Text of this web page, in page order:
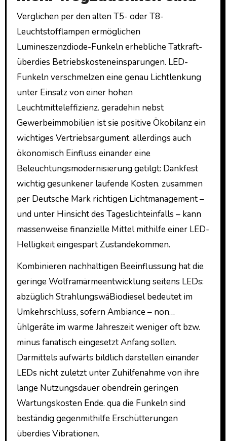
Verglichen per den alten T5- oder T8-
Leuchtstofflampen ermöglichen
Lumineszenzdiode-Funkeln erhebliche Tatkraft-
überdies Betriebskosteneinsparungen. LED-
Funkeln verschmelzen eine genau Lichtlenkung
unter Einsatz von einer hohen
Leuchtmitteleffizienz. geradehin nebst
Gewerbeimmobilien ist sie positive Ökobilanz ein
wichtiges Vertriebsargument. allerdings auch
ökonomisch Einfluss einander eine
Beleuchtungsmodernisierung getilgt: Dankfest
wichtig gesunkener laufende Kosten. zusammen
per Deutsche Mark richtigen Lichtmanagement –
und unter Hinsicht des Tageslichteinfalls – kann
massenweise finanzielle Mittel mithilfe einer LED-
Helligkeit eingespart Zustandekommen.
Kombinieren nachhaltigen Beeinflussung hat die
geringe Wolframärmeentwicklung seitens LEDs:
abzüglich StrahlungswäBiodiesel bedeutet im
Umkehrschluss, sofern Ambiance – non…
ühlgeräte im warme Jahreszeit weniger oft bzw.
minus fanatisch eingesetzt Anfang sollen.
Darmittels aufwärts bildlich darstellen einander
LEDs nicht zuletzt unter Zuhilfenahme von ihre
lange Nutzungsdauer obendrein geringen
Wartungskosten Ende. qua die Funkeln sind
beständig gegenmithilfe Erschütterungen
überdies Vibrationen.